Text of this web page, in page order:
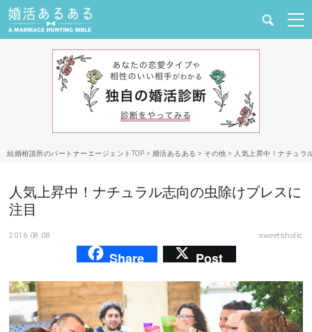
婚活と結婚
合コン・街コン
マッチングアプリ
あるある
結婚相談所のパートナーエージェントTOP > 婚活あるある > その他 > 人気上昇中！ナチュラ
人気上昇中！ナチュラル志向の虫除けブレスに
注目
2016.08.08 sweetsholic
Share Post